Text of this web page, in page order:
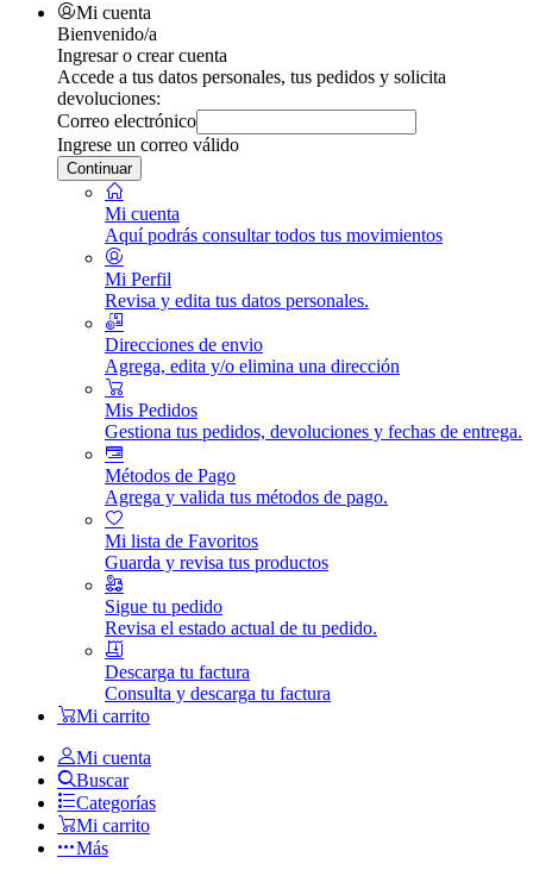
Mi cuenta
Bienvenido/a
Ingresar o crear cuenta
Accede a tus datos personales, tus pedidos y solicita
devoluciones:
Correo electrónico
Ingrese un correo válido
Continuar
Mi cuenta
Aquí podrás consultar todos tus movimientos
Mi Perfil
Revisa y edita tus datos personales.
Direcciones de envio
Agrega, edita y/o elimina una dirección
Mis Pedidos
Gestiona tus pedidos, devoluciones y fechas de entrega.
Métodos de Pago
Agrega y valida tus métodos de pago.
Mi lista de Favoritos
Guarda y revisa tus productos
Sigue tu pedido
Revisa el estado actual de tu pedido.
Descarga tu factura
Consulta y descarga tu factura
Mi carrito
Mi cuenta
Buscar
Categorías
Mi carrito
Más